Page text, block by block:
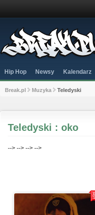
Hip Hop Newsy Kalendarz
Break.pl Muzyka Teledyski
Teledyski : oko
--> --> --> -->